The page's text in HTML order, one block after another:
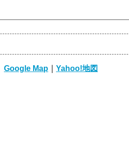
Google Map
Yahoo!地図